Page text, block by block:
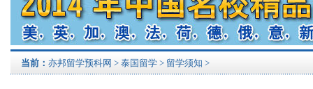
当前： 亦邦留学预科网 > 泰国留学 > 留学须知 >